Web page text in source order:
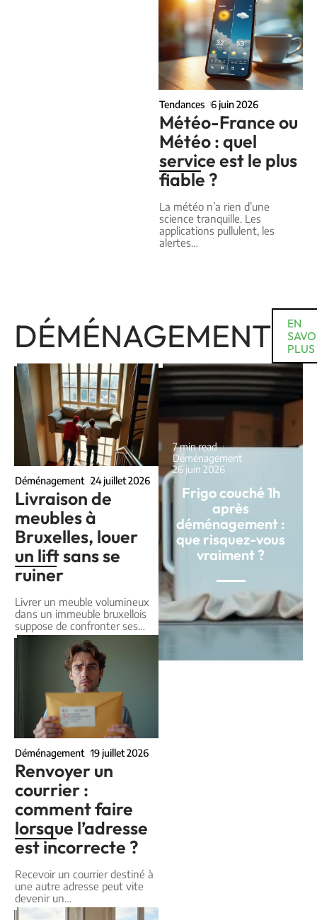
Tendances 6 juin 2026
Météo-France ou
Météo : quel
service est le plus
fiable ?
La météo n’a rien d’une
science tranquille. Les
applications pullulent, les
alertes
DÉMÉNAGEMENT
EN
PLUS
Déménagement 24 juillet 2026
Livraison de
meubles à
Bruxelles, louer
un lift sans se
ruiner
Livrer un meuble volumineux
dans un immeuble bruxellois
suppose de confronter ses…
Déménagement 19 juillet 2026
Renvoyer un
courrier :
comment faire
lorsque l’adresse
est incorrecte ?
Recevoir un courrier destiné à
une autre adresse peut vite
devenir un…
7 min read
Déménagement
26 juin 2026
Frigo couché 1h
après
déménagement :
que risquez-vous
vraiment ?